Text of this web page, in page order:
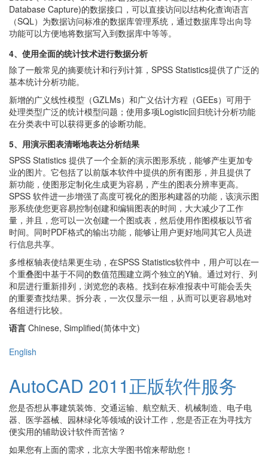
Database Capture)的数据接口，可以直接访问以结构化查询语言
（SQL）为数据访问标准的数据库管理系统，通过数据库导出向导
功能可以方便地将数据写入到数据库中等等。
4、使用全面的统计技术进行数据分析
除了一般常见的摘要统计和行列计算，SPSS Statistics提供了广泛的
基本统计分析功能。
新增的广义线性模型（GZLMs）和广义估计方程（GEEs）可用于
处理类型广泛的统计模型问题；使用多项Logistic回归统计分析功能
在分类表中可以获得更多的诊断功能。
5、用演示图表清晰地表达分析结果
SPSS Statistics 提供了一个全新的演示图形系统，能够产生更加专
业的图片。它包括了以前版本软件中提供的所有图形，并且提供了
新功能，使图形定制化生成更为容易，产生的图表分辨率更高。
SPSS 软件进一步增强了高度可视化的图形构建器的功能，该演示图
形系统使您更容易控制创建和编辑图表的时间，大大减少了工作
量，并且，您可以一次创建一个图或表，然后使用作图模板以节省
时间。同时PDF格式的输出功能，能够让用户更好地同其它人员进
行信息共享。
多维枢轴表使结果更生动，在SPSS Statistics软件中，用户可以在一
个重叠图中基于不同的数值范围建立两个独立的Y轴。通过对行、列
和层进行重新排列，浏览您的表格。找到在标准报表中可能会丢失
的重要查找结果。拆分表，一次仅显示一组，从而可以更容易地对
各组进行比较。
语言 Chinese, Simplified(简体中文)
English
AutoCAD 2011正版软件服务
您是否想从事建筑装饰、交通运输、航空航天、机械制造、电子电
器、医学器械、园林绿化等领域的设计工作，您是否正在为寻找方
便实用的辅助设计软件而苦恼？
如果您有上面的需求，北京大学图书馆来帮助您！